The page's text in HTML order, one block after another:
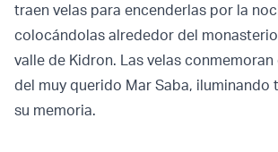
traen velas para encenderlas por la
colocándolas alrededor del
valle de Kidron. Las velas
del muy querido Mar Saba, iluminando
su memoria.